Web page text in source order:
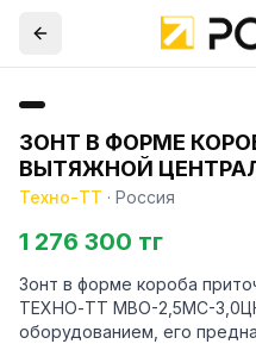
ЗОНТ В ФОРМЕ
ВЫТЯЖНОЙ
Техно-ТТ · Россия
1 276 300 тг
Зонт в форме короба
ТЕХНО-ТТ МВО-2,5МС-
оборудованием, его